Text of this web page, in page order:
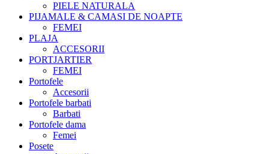
PIELE NATURALA
PIJAMALE & CAMASI DE NOAPTE
FEMEI
PLAJA
ACCESORII
PORTJARTIER
FEMEI
Portofele
Accesorii
Portofele barbati
Barbati
Portofele dama
Femei
Posete